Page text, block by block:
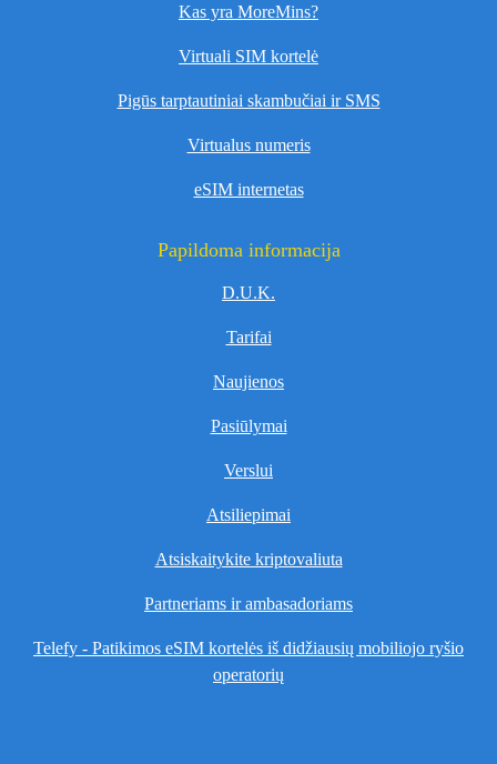
Kas yra MoreMins?
Virtuali SIM kortelė
Pigūs tarptautiniai skambučiai ir SMS
Virtualus numeris
eSIM internetas
Papildoma informacija
D.U.K.
Tarifai
Naujienos
Pasiūlymai
Verslui
Atsiliepimai
Atsiskaitykite kriptovaliuta
Partneriams ir ambasadoriams
Telefy - Patikimos eSIM kortelės iš didžiausių mobiliojo ryšio
operatorių